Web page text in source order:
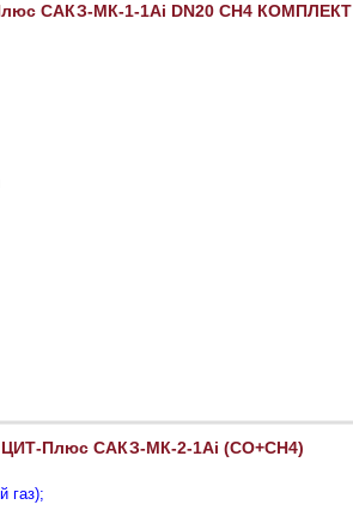
САКЗ-МК-1-1Аi DN20 CH4 КОМПЛЕКТ
ЦИТ-Плюс САКЗ-МК-2-1Аi (CO+CH4)
газ);